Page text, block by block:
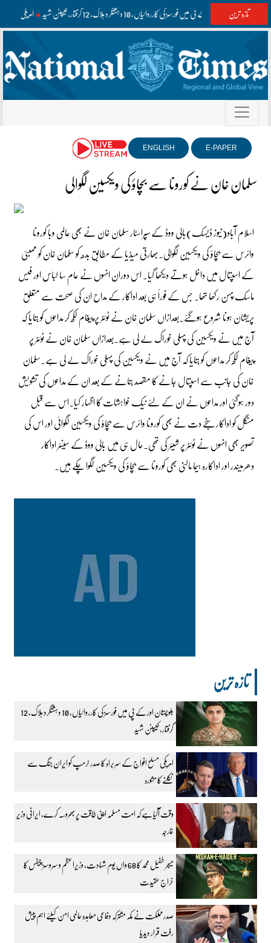
تازہ ترین بلوچستان اور کے پی میں فورسز کی کارروائیاں، 10 دہشتگرد ہلاک، 12 گرفتار، کیپٹن شہید امریکی
E-PAPER
ENGLISH
سلمان خان نے کورونا سے بچاؤ کی ویکسین لگوالی
اسلام آباد(نیوز ڈیسک)بالی ووڈ کے سپراسٹار سلمان خان نے بھی عالمی وبا کورونا
وائرس سے بچاؤ کی ویکسین لگوالی۔بھارتی میڈیا کے مطابق بدھ کو سلمان خان کو ممبئی
کے اسپتال میں داخل ہوتے دیکھا گیا۔ اس دوران انہوں نے عام سا لباس اور فیس
ماسک پہن رکھا تھا۔ جس کے فوراً ہی بعد اداکار کے مداح ان کی صحت سے متعلق
پریشان ہونا شروع ہوگئے۔بعدازاں سلمان خان نے ٹوئٹر پر پیغام لکھ کر مداحوں کو بتایا کہ
آج میں نے ویکسین کی پہلی خوراک لے لی ہے۔بعدازاں سلمان خان نے ٹوئٹر پر
پیغام لکھ کر مداحوں کو بتایا کہ آج میں نے ویکسین کی پہلی خوراک لے لی ہے۔سلمان
خان کی جانب سے اسپتال جانے کا مقصد بتانے کے بعد ان کے مداحوں کی تشویش
دور ہوگئی اور مداحوں نے ان کے لئے نیک خواہشات کا اظہار کیا۔اس سے قبل
منگل کو اداکار سنجے دت نے بھی کورونا وائرس سے بچاؤ کی ویکسین لگوائی اور اس کی
تصویر بھی انہوں نے ٹوئٹر پر شیئر کی تھی۔حال ہی میں بالی ووڈ کے سینئر اداکار
دھرمیندر اور اداکارہ ہیما مالنی بھی کورونا سے بچاؤ کی ویکسین لگوا چکے ہیں۔
تازہ ترین
بلوچستان اور کے پی میں فورسز کی کارروائیاں، 10 دہشتگرد ہلاک، 12
گرفتار، کیپٹن شہید
امریکی مسلح افواج کے سربراہ کا صدر ٹرمپ کو ایران جنگ سے
نکلنے کا مشورہ
وقت آگیا ہے کہ امت مسلمہ اپنی طاقت پر بھروسہ کرے، ایرانی وزیر
خارجہ
میجر طفیل محمد کا 68 واں یوم شہادت، وزیراعظم و سروسز چیفس کا
خراجِ عقیدت
صدر مملکت نے مکہ مشترکہ دفاعی معاہدہ عالمی امن کیلئے اہم پیش
رفت قرار دیدیا